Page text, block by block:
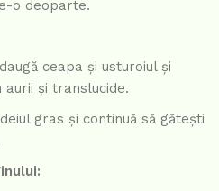
o deoparte.
ceapa și usturoiul și
și translucide.
gras și continuă să gătești